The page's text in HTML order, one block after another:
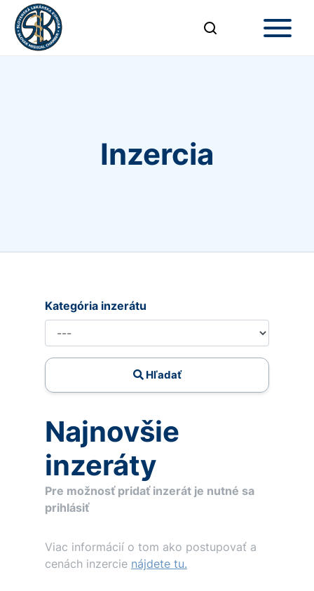
Inzercia
Kategória inzerátu
Hľadať
Najnovšie
inzeráty
Pre možnosť pridať inzerát je nutné sa
prihlásiť
Viac informácií o tom ako postupovať a
cenách inzercie nájdete tu.